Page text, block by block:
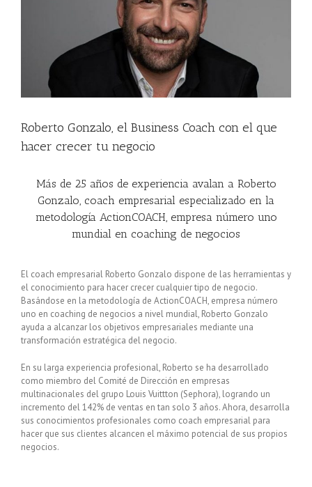
Roberto Gonzalo, el Business Coach con el que
hacer crecer tu negocio
Más de 25 años de experiencia avalan a Roberto
Gonzalo, coach empresarial especializado en la
metodología ActionCOACH, empresa número uno
mundial en coaching de negocios
El coach empresarial Roberto Gonzalo dispone de las herramientas y
el conocimiento para hacer crecer cualquier tipo de negocio.
Basándose en la metodología de ActionCOACH, empresa número
uno en coaching de negocios a nivel mundial, Roberto Gonzalo
ayuda a alcanzar los objetivos empresariales mediante una
transformación estratégica del negocio.
En su larga experiencia profesional, Roberto se ha desarrollado
como miembro del Comité de Dirección en empresas
multinacionales del grupo Louis Vuittton (Sephora), logrando un
incremento del 142% de ventas en tan solo 3 años. Ahora, desarrolla
sus conocimientos profesionales como coach empresarial para
hacer que sus clientes alcancen el máximo potencial de sus propios
negocios.